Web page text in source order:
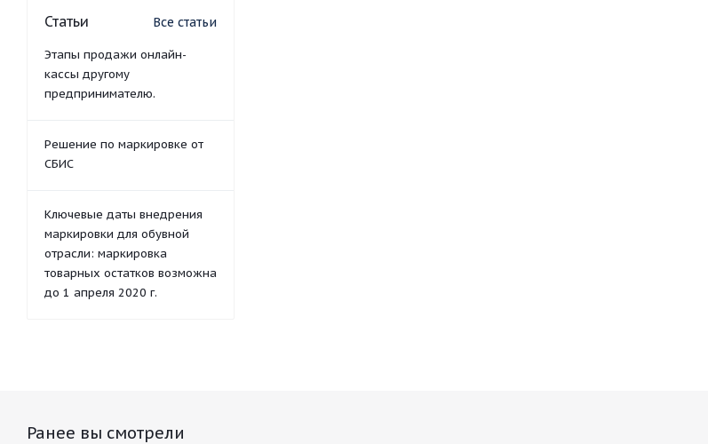
Статьи Все статьи
Этапы продажи онлайн-
кассы другому
предпринимателю.
Решение по маркировке от
СБИС
Ключевые даты внедрения
маркировки для обувной
отрасли: маркировка
товарных остатков возможна
до 1 апреля 2020 г.
Ранее вы смотрели